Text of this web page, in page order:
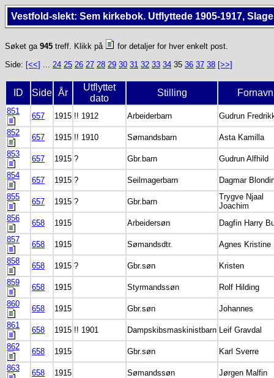
Vestfold-slekt: Sem kirkebok. Utflyttede 1905-1917,
Søket ga 945 treff. Klikk på
for detaljer for hver enkelt post.
Side: [<<] ... 24 25 26 27 28 29 30 31 32 33 34 35 36 37 38 [>>]
ID Side År
Utflyttet
dato
Stilling Fornavn
851
657 1915 !! 1912 Arbeiderbarn
Gudrun
852
657 1915 !! 1910 Sømandsbarn
Asta Kamilla
853
657 1915 ? Gbr.barn
Gudrun Alfhild
854
657 1915 ? Seilmagerbarn
Dagmar
855
657 1915 ? Gbr.barn
Trygve Njaal
Joachim
856
658 1915 Arbeidersøn
Dagfin Harry
857
658 1915 Sømandsdtr.
Agnes Kristine
858
658 1915 ? Gbr.søn
Kristen
859
658 1915 Styrmandssøn
Rolf Hilding
860
658 1915 Gbr.søn
Johannes
861
658 1915 !! 1901 Dampskibsmaskinistbarn Leif Gravdal
862
658 1915 Gbr.søn
Karl Sverre
863
658 1915 Sømandssøn
Jørgen Malfin